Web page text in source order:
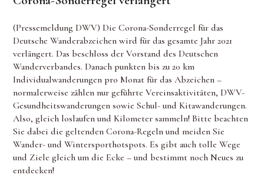
(Pressemeldung DWV) Die Corona-Sonderregel für das
Deutsche Wanderabzeichen wird für das gesamte Jahr 2021
verlängert. Das beschloss der Vorstand des Deutschen
Wanderverbandes. Danach punkten bis zu 20 km
Individualwanderungen pro Monat für das Abzeichen –
normalerweise zählen nur geführte Vereinsaktivitäten, DWV-
Gesundheitswanderungen sowie Schul- und Kitawanderungen.
Also, gleich loslaufen und Kilometer sammeln! Bitte beachten
Sie dabei die geltenden Corona-Regeln und meiden Sie
Wander- und Wintersporthotspots. Es gibt auch tolle Wege
und Ziele gleich um die Ecke – und bestimmt noch Neues zu
entdecken!